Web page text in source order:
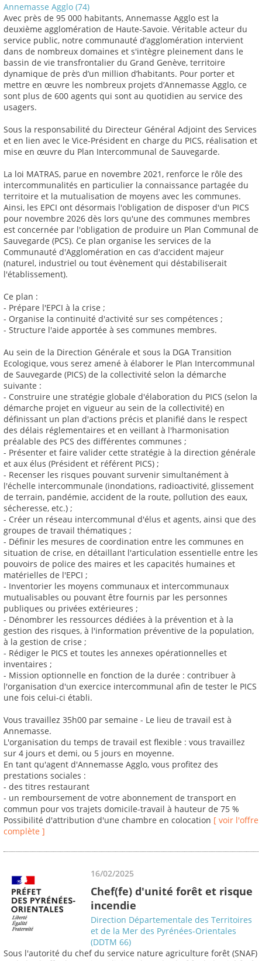
Annemasse Agglo (74)
Avec près de 95 000 habitants, Annemasse Agglo est la
deuxième agglomération de Haute-Savoie. Véritable acteur du
service public, notre communauté d’agglomération intervient
dans de nombreux domaines et s'intègre pleinement dans le
bassin de vie transfrontalier du Grand Genève, territoire
dynamique de près d’un million d’habitants. Pour porter et
mettre en œuvre les nombreux projets d’Annemasse Agglo, ce
sont plus de 600 agents qui sont au quotidien au service des
usagers.
Sous la responsabilité du Directeur Général Adjoint des Services
et en lien avec le Vice-Président en charge du PICS, réalisation et
mise en œuvre du Plan Intercommunal de Sauvegarde.
La loi MATRAS, parue en novembre 2021, renforce le rôle des
intercommunalités en particulier la connaissance partagée du
territoire et la mutualisation de moyens avec les communes.
Ainsi, les EPCI ont désormais l'obligation de disposer d'un PICS
pour novembre 2026 dès lors qu'une des communes membres
est concernée par l'obligation de produire un Plan Communal de
Sauvegarde (PCS). Ce plan organise les services de la
Communauté d'Agglomération en cas d'accident majeur
(naturel, industriel ou tout évènement qui déstabiliserait
l'établissement).
Ce plan :
- Prépare l'EPCI à la crise ;
- Organise la continuité d'activité sur ses compétences ;
- Structure l'aide apportée à ses communes membres.
Au sein de la Direction Générale et sous la DGA Transition
Ecologique, vous serez amené à élaborer le Plan Intercommunal
de Sauvegarde (PICS) de la collectivité selon la démarche
suivante :
- Construire une stratégie globale d'élaboration du PICS (selon la
démarche projet en vigueur au sein de la collectivité) en
définissant un plan d'actions précis et planifié dans le respect
des délais réglementaires et en veillant à l'harmonisation
préalable des PCS des différentes communes ;
- Présenter et faire valider cette stratégie à la direction générale
et aux élus (Président et référent PICS) ;
- Recenser les risques pouvant survenir simultanément à
l'échelle intercommunale (inondations, radioactivité, glissement
de terrain, pandémie, accident de la route, pollution des eaux,
sécheresse, etc.) ;
- Créer un réseau intercommunal d'élus et agents, ainsi que des
groupes de travail thématiques ;
- Définir les mesures de coordination entre les communes en
situation de crise, en détaillant l'articulation essentielle entre les
pouvoirs de police des maires et les capacités humaines et
matérielles de l'EPCI ;
- Inventorier les moyens communaux et intercommunaux
mutualisables ou pouvant être fournis par les personnes
publiques ou privées extérieures ;
- Dénombrer les ressources dédiées à la prévention et à la
gestion des risques, à l'information préventive de la population,
à la gestion de crise ;
- Rédiger le PICS et toutes les annexes opérationnelles et
inventaires ;
- Mission optionnelle en fonction de la durée : contribuer à
l'organisation d'un exercice intercommunal afin de tester le PICS
une fois celui-ci établi.
Vous travaillez 35h00 par semaine - Le lieu de travail est à
Annemasse.
L'organisation du temps de travail est flexible : vous travaillez
sur 4 jours et demi, ou 5 jours en moyenne.
En tant qu'agent d'Annemasse Agglo, vous profitez des
prestations sociales :
- des titres restaurant
- un remboursement de votre abonnement de transport en
commun pour vos trajets domicile-travail à hauteur de 75 %
Possibilité d'attribution d'une chambre en colocation [ voir l'offre
complète ]
16/02/2025
Chef(fe) d'unité forêt et risque
incendie
Direction Départementale des Territoires
et de la Mer des Pyrénées-Orientales
(DDTM 66)
Sous l'autorité du chef du service nature agriculture forêt (SNAF)